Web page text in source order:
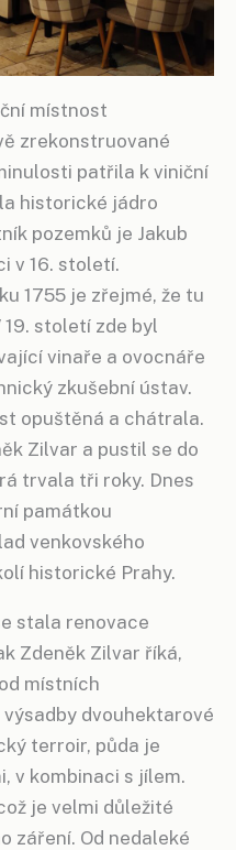
místnost
zrekonstruované
patřila k viniční
historické jádro
pozemků je Jakub
v 16. století.
1755 je zřejmé, že tu
19. století zde byl
vinaře a ovocnáře
zkušební ústav.
opuštěná a chátrala.
Zilvar a pustil se do
trvala tři roky. Dnes
památkou
venkovského
historické Prahy.
stala renovace
Zdeněk Zilvar říká,
místních
dvouhektarové
terroir, půda je
v kombinaci s jílem.
je velmi důležité
záření. Od nedaleké